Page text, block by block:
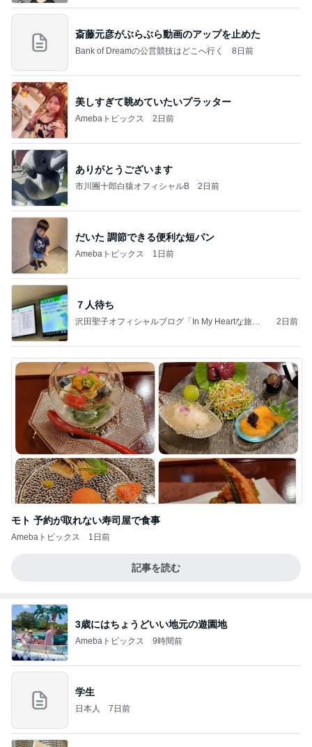
斎藤元彦がぶらぶら動画のアップを止めた
Bank of Dreamの公営競技はどこへ行く 8日前
美しすぎて眺めていたいプラッター
Amebaトピックス 2日前
ありがとうございます
市川團十郎白猿オフィシャルB 2日前
だいた 調節できる便利な短パン
Amebaトピックス 1日前
７人待ち
沢田聖子オフィシャルブログ「In My Heartな旅日
2日前
モト 予約が取れない寿司屋で食事
Amebaトピックス 1日前
記事を読む
3歳にはちょうどいい地元の遊園地
Amebaトピックス 9時間前
学生
日本人 7日前